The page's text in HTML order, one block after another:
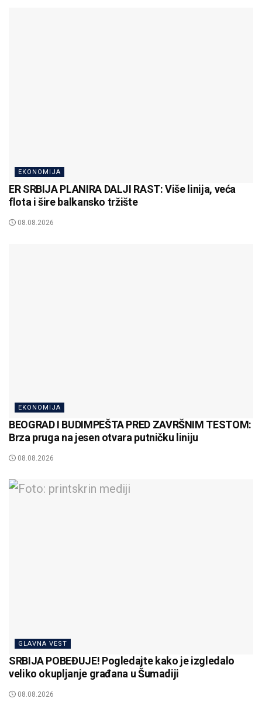
EKONOMIJA
ER SRBIJA PLANIRA DALJI RAST: Više linija, veća
flota i šire balkansko tržište
08.08.2026
EKONOMIJA
BEOGRAD I BUDIMPEŠTA PRED ZAVRŠNIM TESTOM:
Brza pruga na jesen otvara putničku liniju
08.08.2026
GLAVNA VEST
SRBIJA POBEĐUJE! Pogledajte kako je izgledalo
veliko okupljanje građana u Šumadiji
08.08.2026